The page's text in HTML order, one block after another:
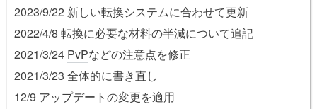
2023/9/22 新しい転換システムに合わせて更新
2022/4/8 転換に必要な材料の半減について追記
2021/3/24 PvPなどの注意点を修正
2021/3/23 全体的に書き直し
12/9 アップデートの変更を適用